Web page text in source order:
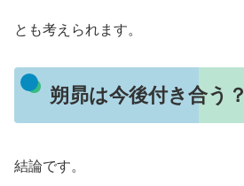
とも考えられます。
朔昴は今後付き合う？
結論です。